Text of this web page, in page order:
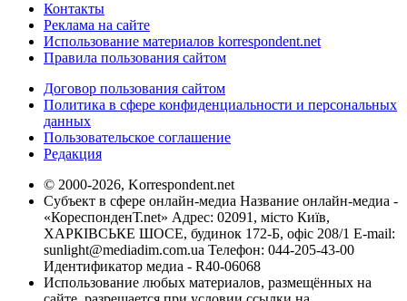
Контакты
Реклама на сайте
Использование материалов korrespondent.net
Правила пользования сайтом
Договор пользования сайтом
Политика в сфере конфиденциальности и персональных
данных
Пользовательское соглашение
Редакция
© 2000-2026, Korrespondent.net
Субъект в сфере онлайн-медиа Название онлайн-медиа -
«КореспонденТ.net» Адрес: 02091, місто Київ,
ХАРКІВСЬКЕ ШОСЕ, будинок 172-Б, офіс 208/1 E-mail:
sunlight@mediadim.com.ua Телефон: 044-205-43-00
Идентификатор медиа - R40-06068
Использование любых материалов, размещённых на